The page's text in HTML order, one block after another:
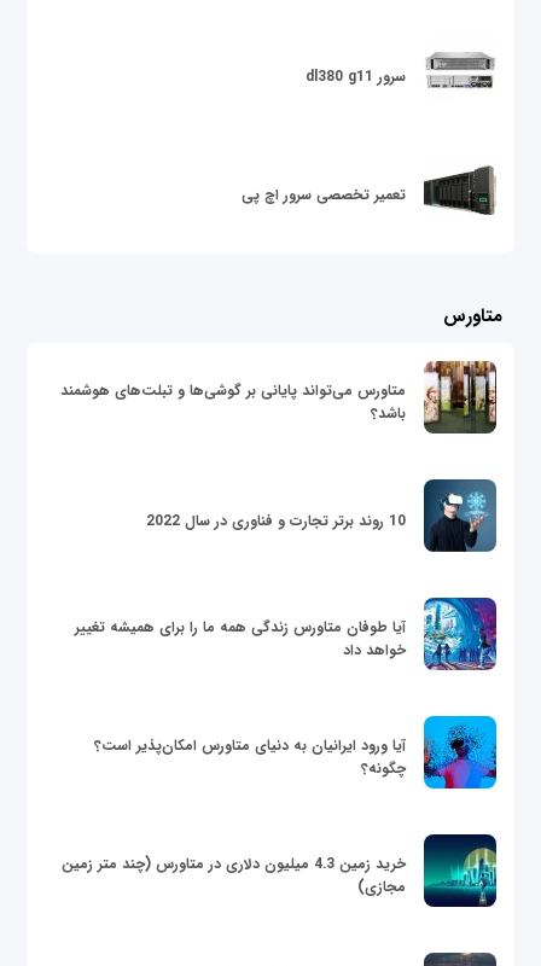
سرور dl380 g11
تعمیر تخصصی سرور اچ پی
متاورس
متاورس می‌تواند پایانی بر گوشی‌ها و تبلت‌های هوشمند
باشد؟
10 روند برتر تجارت و فناوری در سال 2022
آیا طوفان متاورس زندگی همه ما را برای همیشه تغییر
خواهد داد
آیا ورود ایرانیان به دنیای متاورس امکان‌پذیر است؟
چگونه؟
خرید زمین 4.3 میلیون دلاری در متاورس (چند متر زمین
مجازی)